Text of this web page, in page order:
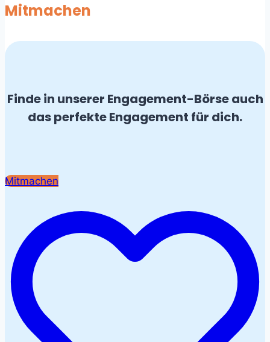
Mitmachen
Finde in unserer Engagement-Börse auch
das perfekte Engagement für dich.
Mitmachen